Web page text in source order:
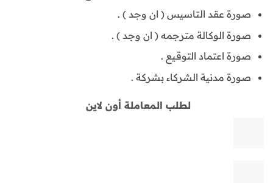
صورة عقد التاسيس ( ان وجد ) .
صورة الوكالة مترجمه ( ان وجد ) .
صورة اعتماد التوقيع .
صورة مدنية الشركاء بشركة .
لطلب المعاملة أون لاين